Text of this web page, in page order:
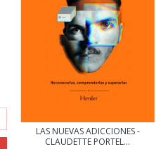
LAS NUEVAS ADICCIONES -
CLAUDETTE PORTEL...